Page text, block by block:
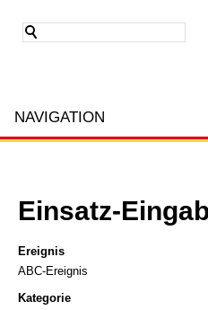
NAVIGATION
Einsatz-
Ereignis
ABC-Ereignis
Kategorie